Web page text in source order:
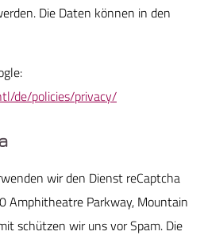
Die Daten können in den
de/policies/privacy/
wir den Dienst reCaptcha
Amphitheatre Parkway, Mountain
schützen wir uns vor Spam. Die